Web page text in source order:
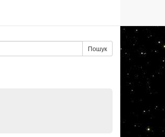
Пошук